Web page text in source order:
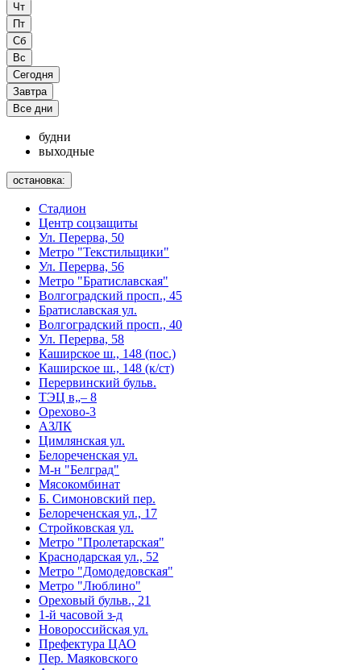
Чт
Пт
Сб
Вс
Сегодня
Завтра
Все дни
будни
выходные
остановка:
Стадион
Центр соцзащиты
Ул. Перерва, 50
Метро "Текстильщики"
Ул. Перерва, 56
Метро "Братиславская"
Волгоградский просп., 45
Братиславская ул.
Волгоградский просп., 40
Ул. Перерва, 58
Каширское ш., 148 (пос.)
Каширское ш., 148 (к/ст)
Перервинский бульв.
ТЭЦ в„– 8
Орехово-3
АЗЛК
Цимлянская ул.
Белореченская ул.
М-н "Белград"
Мясокомбинат
Б. Симоновский пер.
Белореченская ул., 17
Стройковская ул.
Метро "Пролетарская"
Краснодарская ул., 52
Метро "Домодедовская"
Метро "Люблино"
Ореховый бульв., 21
1-й часовой з-д
Новороссийская ул.
Префектура ЦАО
Пер. Маяковского